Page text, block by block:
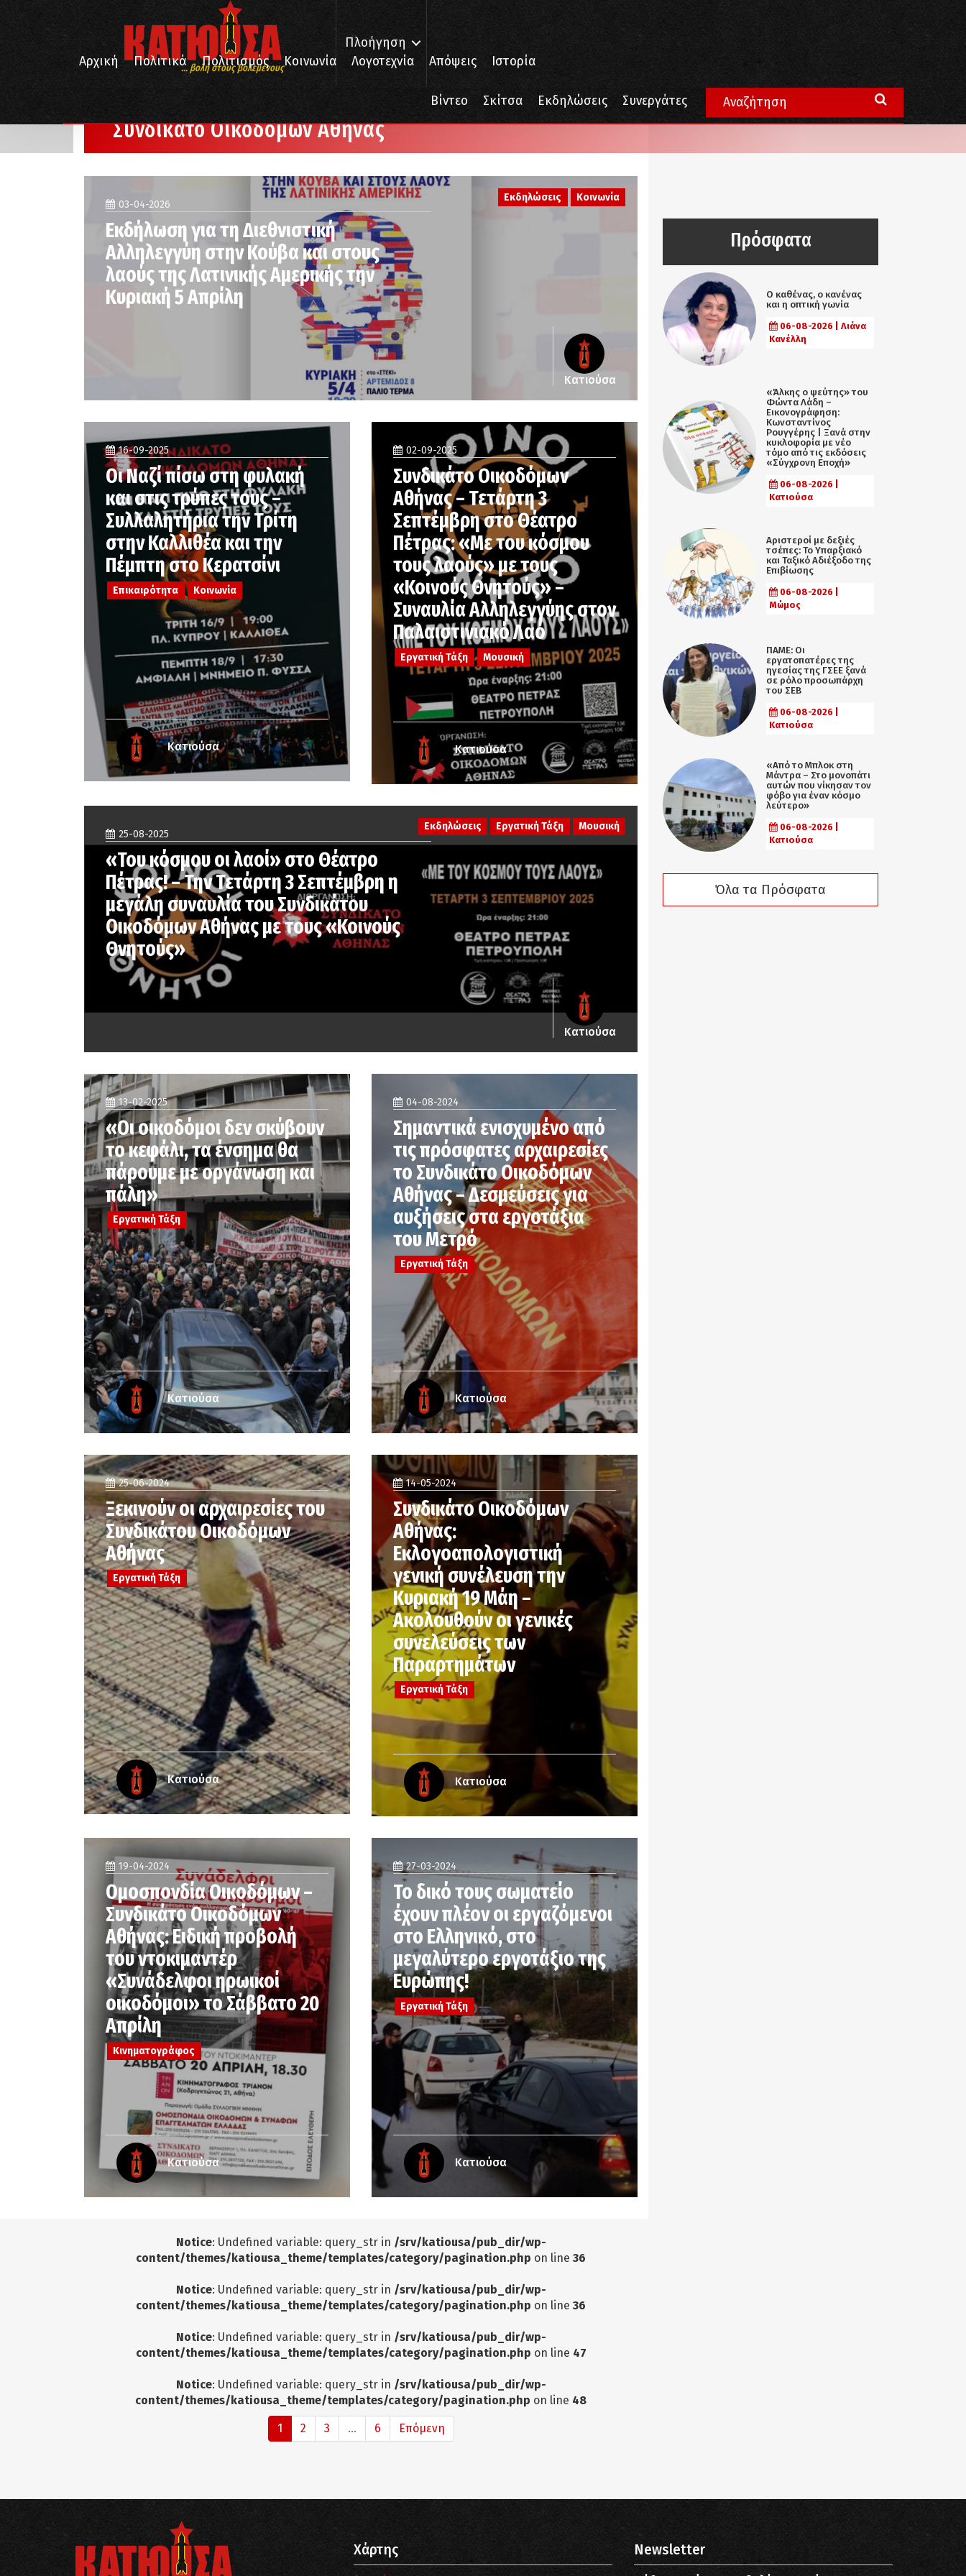
... βολή στους βολεμένους
Πλοήγηση
Αρχική
Πολιτικά Πολιτισμός Κοινωνία Λογοτεχνία Απόψεις Ιστορία
Βίντεο Σκίτσα Εκδηλώσεις Συνεργάτες
Συνδικάτο Οικοδόμων Αθήνας
Συνδικάτο Οικοδόμων Αθήνας
Εκδηλώσεις Κοινωνία
03-04-2026
Εκδήλωση για τη Διεθνιστική
Αλληλεγγύη στην Κούβα και στους
λαούς της Λατινικής Αμερικής την
Κυριακή 5 Απρίλη
Κατιούσα
16-09-2025
Οι Ναζί πίσω στη φυλακή
και στις τρύπες τους –
Συλλαλητήρια την Τρίτη
στην Καλλιθέα και την
Πέμπτη στο Κερατσίνι
Επικαιρότητα Κοινωνία
Κατιούσα
02-09-2025
Συνδικάτο Οικοδόμων
Αθήνας – Τετάρτη 3
Σεπτέμβρη στο Θέατρο
Πέτρας: «Με του κόσμου
τους λαούς» με τους
«Κοινούς Θνητούς» –
Συναυλία Αλληλεγγύης στον
Παλαιστινιακό Λαό
Εργατική Τάξη Μουσική
Κατιούσα
Εκδηλώσεις Εργατική Τάξη Μουσική
25-08-2025
«Του κόσμου οι λαοί» στο Θέατρο
Πέτρας! – Την Τετάρτη 3 Σεπτέμβρη η
μεγάλη συναυλία του Συνδικάτου
Οικοδόμων Αθήνας με τους «Κοινούς
Θνητούς»
Κατιούσα
13-02-2025
«Οι οικοδόμοι δεν σκύβουν
το κεφάλι, τα ένσημα θα
πάρουμε με οργάνωση και
πάλη»
Εργατική Τάξη
Κατιούσα
04-08-2024
Σημαντικά ενισχυμένο από
τις πρόσφατες αρχαιρεσίες
το Συνδικάτο Οικοδόμων
Αθήνας – Δεσμεύσεις για
αυξήσεις στα εργοτάξια
του Μετρό
Εργατική Τάξη
Κατιούσα
25-06-2024
Ξεκινούν οι αρχαιρεσίες του
Συνδικάτου Οικοδόμων
Αθήνας
Εργατική Τάξη
Κατιούσα
14-05-2024
Συνδικάτο Οικοδόμων
Αθήνας:
Εκλογοαπολογιστική
γενική συνέλευση την
Κυριακή 19 Μάη –
Ακολουθούν οι γενικές
συνελεύσεις των
Παραρτημάτων
Εργατική Τάξη
Κατιούσα
19-04-2024
Ομοσπονδία Οικοδόμων –
Συνδικάτο Οικοδόμων
Αθήνας: Ειδική προβολή
του ντοκιμαντέρ
«Συνάδελφοι ηρωικοί
οικοδόμοι» το Σάββατο 20
Απρίλη
Κινηματογράφος
Κατιούσα
27-03-2024
Το δικό τους σωματείο
έχουν πλέον οι εργαζόμενοι
στο Ελληνικό, στο
μεγαλύτερο εργοτάξιο της
Ευρώπης!
Εργατική Τάξη
Κατιούσα
Notice: Undefined variable: query_str in /srv/katiousa/pub_dir/wp-
content/themes/katiousa_theme/templates/category/pagination.php on line 36
Notice: Undefined variable: query_str in /srv/katiousa/pub_dir/wp-
content/themes/katiousa_theme/templates/category/pagination.php on line 36
Notice: Undefined variable: query_str in /srv/katiousa/pub_dir/wp-
content/themes/katiousa_theme/templates/category/pagination.php on line 47
Notice: Undefined variable: query_str in /srv/katiousa/pub_dir/wp-
content/themes/katiousa_theme/templates/category/pagination.php on line 48
1 2 3 ... 6 Επόμενη
Πρόσφατα
Ο καθένας, ο κανένας
και η οπτική γωνία
06-08-2026 | Λιάνα
Κανέλλη
«Άλκης ο ψεύτης» του
Φώντα Λάδη –
Εικονογράφηση:
Κωνσταντίνος
Ρουγγέρης | Ξανά στην
κυκλοφορία με νέο
τόμο από τις εκδόσεις
«Σύγχρονη Εποχή»
06-08-2026 |
Κατιούσα
Αριστεροί με δεξιές
τσέπες: Το Υπαρξιακό
και Ταξικό Αδιέξοδο της
Επιβίωσης
06-08-2026 |
Μώμος
ΠΑΜΕ: Οι
εργατοπατέρες της
ηγεσίας της ΓΣΕΕ ξανά
σε ρόλο προσωπάρχη
του ΣΕΒ
06-08-2026 |
Κατιούσα
«Από το Μπλοκ στη
Μάντρα – Στο μονοπάτι
αυτών που νίκησαν τον
φόβο για έναν κόσμο
λεύτερο»
06-08-2026 |
Κατιούσα
Όλα τα Πρόσφατα
Χάρτης Newsletter